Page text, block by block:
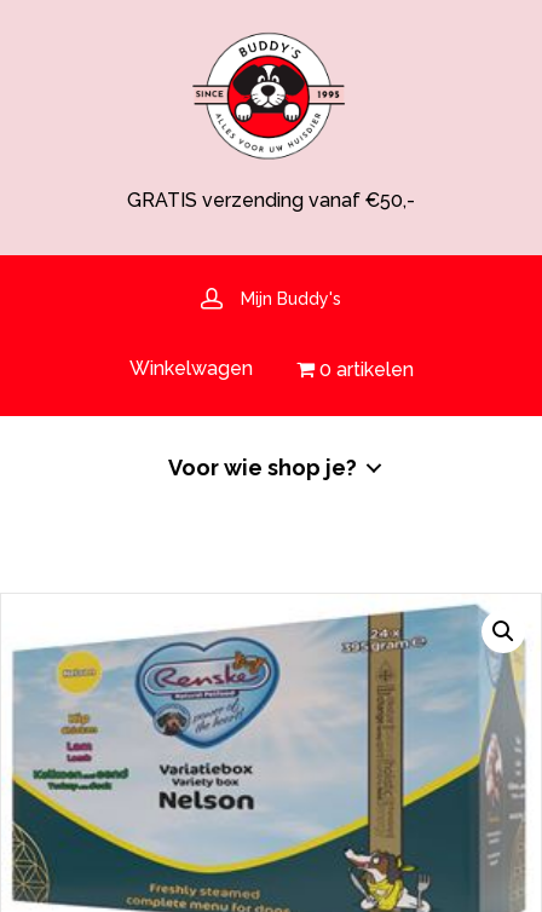
Spaarsysteem voor korting!
Hulp nodig? 030-6919793 of shop@buddys.nl
GRATIS bezorging in de regio
GRATIS verzending vanaf €50,-
Mijn Buddy's
Winkelwagen 0 artikelen
Voor wie shop je?